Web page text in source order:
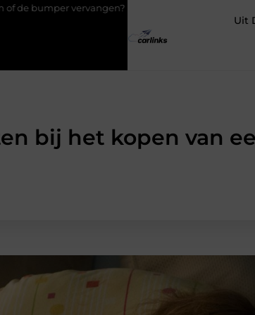
Transportbedrijf in Antwerpen als basis
Uit
bij het kopen van